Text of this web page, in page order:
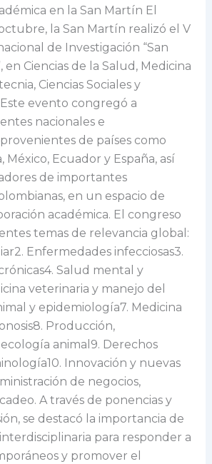
en la San Martín El
la San Martín realizó el V
de Investigación “San
en Ciencias de la Salud, Medicina
Ciencias Sociales y
evento congregó a
nacionales e
de países como
México, Ecuador y España, así
de importantes
en un espacio de
académica. El congreso
temas de relevancia global:
Enfermedades infecciosas3.
Salud mental y
veterinaria y manejo del
y epidemiología7. Medicina
Producción,
animal9. Derechos
Innovación y nuevas
de negocios,
A través de ponencias y
se destacó la importancia de
para responder a
y promover el